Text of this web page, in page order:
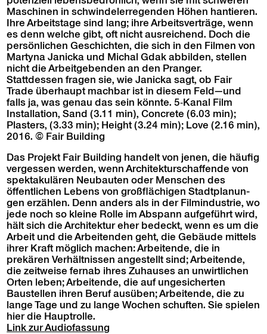
Maschi­nen in schwindel­er­re­gen­den Höhen hantieren.
Ihre Arbeit­stage sind lang; ihre Arbeitsverträge, wenn
es denn welche gibt, oft nicht aus­re­ichend. Doch die
per­sön­lichen Geschicht­en, die sich in den Fil­men von
Mar­ty­na Jan­ic­ka und Michal Gdak abbilden, stellen
nicht die Arbeit­geben­den an den Pranger.
Stattdessen fra­gen sie, wie Jan­ic­ka sagt, ob Fair
Trade über­haupt mach­bar ist in diesem Feld—und
falls ja, was genau das sein kön­nte. 5‑Kanal Film
Instal­la­tion, Sand (3.11 min), Con­crete (6.03 min);
Plas­ters, (3.33 min); Height (3.24 min); Love (2.16 min),
2016. © Fair Building
Das Pro­jekt Fair Build­ing han­delt von jenen, die häu­fig
vergessen wer­den, wenn Architek­turschaf­fende von
spek­takulären Neubaut­en oder Men­schen des
öffentlichen Lebens von großflächi­gen Stadt­pla­nun­
gen erzählen. Denn anders als in der Fil­min­dus­trie, wo
jede noch so kleine Rolle im Abspann aufge­führt wird,
hält sich die Architek­tur eher bedeckt, wenn es um die
Arbeit und die Arbei­t­en­den geht, die Gebäude mit­tels
ihrer Kraft möglich machen: Arbei­t­ende, die in
prekären Ver­hält­nis­sen angestellt sind; Arbei­t­ende,
die zeitweise fernab ihres Zuhaus­es an unwirtlichen
Orten leben; Arbei­t­ende, die auf ungesicherten
Baustellen ihren Beruf ausüben; Arbei­t­ende, die zu
lange Tage und zu lange Wochen schuften. Sie spie­len
hier die Hauptrolle.
Link zurAudio­fas­sung